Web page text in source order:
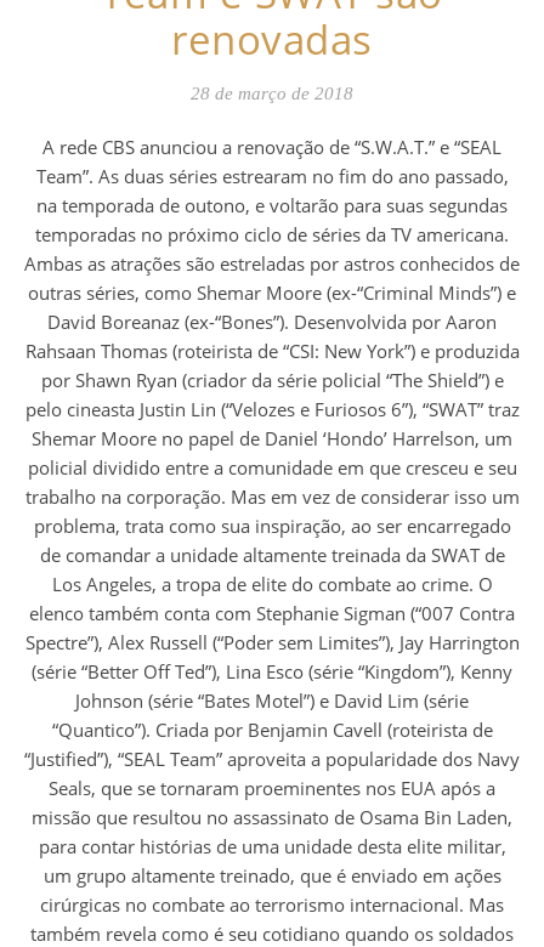
renovadas
28 de março de 2018
A rede CBS anunciou a renovação de “S.W.A.T.” e “SEAL
Team”. As duas séries estrearam no fim do ano passado,
na temporada de outono, e voltarão para suas segundas
temporadas no próximo ciclo de séries da TV americana.
Ambas as atrações são estreladas por astros conhecidos de
outras séries, como Shemar Moore (ex-“Criminal Minds”) e
David Boreanaz (ex-“Bones”). Desenvolvida por Aaron
Rahsaan Thomas (roteirista de “CSI: New York”) e produzida
por Shawn Ryan (criador da série policial “The Shield”) e
pelo cineasta Justin Lin (“Velozes e Furiosos 6”), “SWAT” traz
Shemar Moore no papel de Daniel ‘Hondo’ Harrelson, um
policial dividido entre a comunidade em que cresceu e seu
trabalho na corporação. Mas em vez de considerar isso um
problema, trata como sua inspiração, ao ser encarregado
de comandar a unidade altamente treinada da SWAT de
Los Angeles, a tropa de elite do combate ao crime. O
elenco também conta com Stephanie Sigman (“007 Contra
Spectre”), Alex Russell (“Poder sem Limites”), Jay Harrington
(série “Better Off Ted”), Lina Esco (série “Kingdom”), Kenny
Johnson (série “Bates Motel”) e David Lim (série
“Quantico”). Criada por Benjamin Cavell (roteirista de
“Justified”), “SEAL Team” aproveita a popularidade dos Navy
Seals, que se tornaram proeminentes nos EUA após a
missão que resultou no assassinato de Osama Bin Laden,
para contar histórias de uma unidade desta elite militar,
um grupo altamente treinado, que é enviado em ações
cirúrgicas no combate ao terrorismo internacional. Mas
também revela como é seu cotidiano quando os soldados